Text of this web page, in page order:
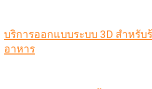
บริการออกแบบระบบ 3D สำหรับ
อาหาร